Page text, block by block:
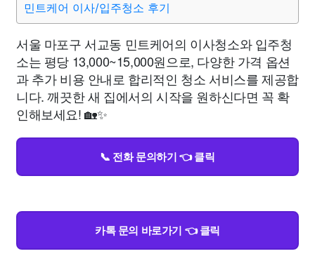
민트케어 이사/입주청소 후기
서울 마포구 서교동 민트케어의 이사청소와 입주청
소는 평당 13,000~15,000원으로, 다양한 가격 옵션
과 추가 비용 안내로 합리적인 청소 서비스를 제공합
니다. 깨끗한 새 집에서의 시작을 원하신다면 꼭 확
인해보세요! 🏡✨
📞 전화 문의하기 👈 클릭
카톡 문의 바로가기 👈 클릭